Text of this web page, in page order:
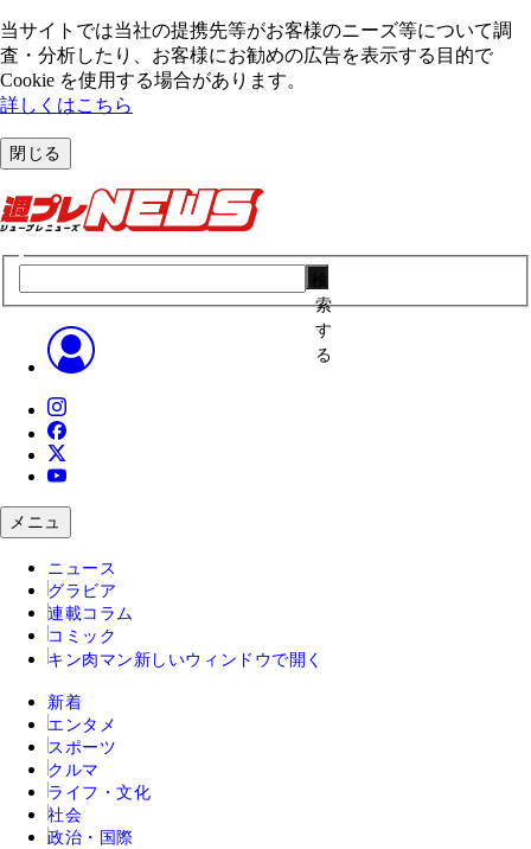
当サイトでは当社の提携先等がお客様のニーズ等について調
査・分析したり、お客様にお勧めの広告を表⽰する⽬的で
Cookie を使⽤する場合があります。
詳しくはこちら
閉じる
索
す
る
メニュ
ニュース
グラビア
連載コラム
コミック
キン肉マン 新しいウィンドウで開く
新着
エンタメ
スポーツ
クルマ
ライフ・文化
社会
政治・国際